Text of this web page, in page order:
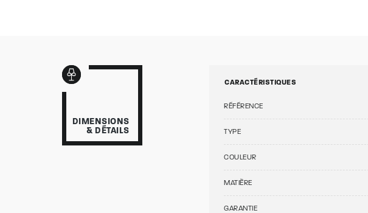
DIMENSIONS
& DÉTAILS
CARACTÉRISTIQUES
RÉFÉRENCE
TYPE
COULEUR
MATIÈRE
GARANTIE